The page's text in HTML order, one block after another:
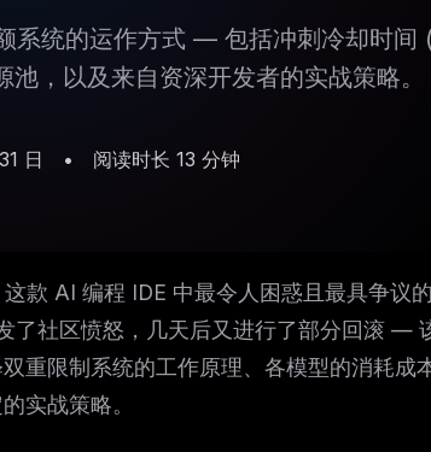
系统的运作方式 — 包括冲刺冷却时间
，以及来自资深开发者的实战策略。
日 • 阅读时长 13 分钟
款 AI 编程 IDE 中最令人困惑且最具争议
了社区愤怒，几天后又进行了部分回滚 —
重限制系统的工作原理、各模型的消耗成
实战策略。